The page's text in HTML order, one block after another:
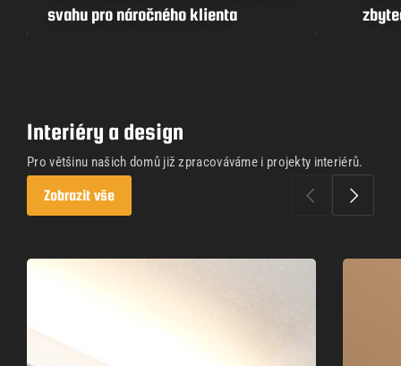
svahu pro náročného klienta
Interiéry a design
Pro většinu našich domů již zpracováváme i projekty interiérů.
Zobrazit vše